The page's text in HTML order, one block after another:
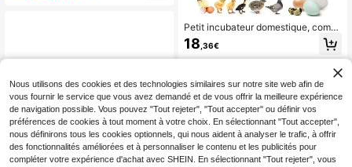
Petit incubateur domestique, comp
act avec lampe de mirage des œuf
s, USB, affichage de la température,
fenêtre transparente légère, convie
nt pour les œufs de poule, de canar
d, de caille, d'oie, contrôle de l'humi
dité, régulation automatique de la te
mpérature, retournement manuel de
s œufs, usage éducatif
18 ,36€
Nous utilisons des cookies et des technologies similaires sur notre site web afin de
vous fournir le service que vous avez demandé et de vous offrir la meilleure expérience
de navigation possible. Vous pouvez "Tout rejeter", "Tout accepter" ou définir vos
préférences de cookies à tout moment à votre choix. En sélectionnant "Tout accepter",
nous définirons tous les cookies optionnels, qui nous aident à analyser le trafic, à offrir
des fonctionnalités améliorées et à personnaliser le contenu et les publicités pour
compléter votre expérience d'achat avec SHEIN. En sélectionnant "Tout rejeter", vous